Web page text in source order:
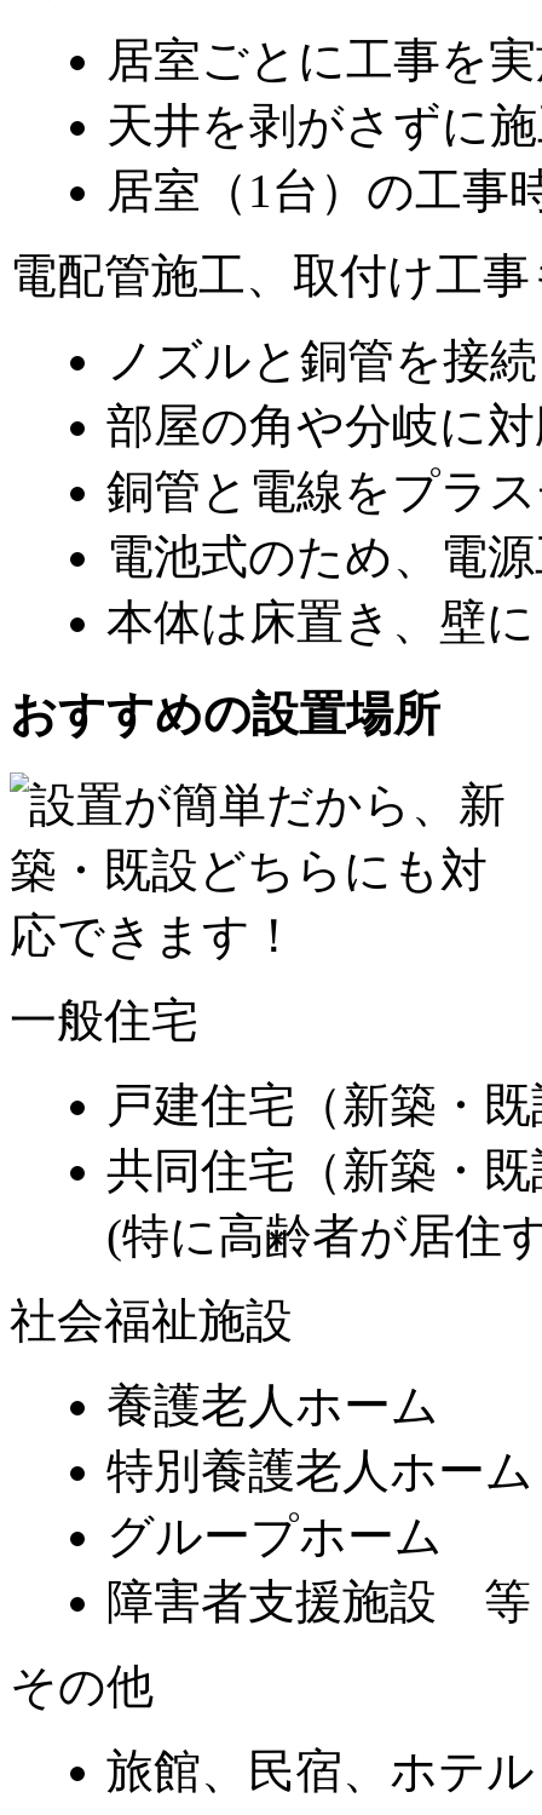
居室ごとに工事を
天井を剥がさずに
居室（1台）の工事
電配管施工、取付け工
ノズルと銅管を接
部屋の角や分岐に
銅管と電線をプラ
電池式のため、電
本体は床置き、壁
おすすめの設置場所
一般住宅
戸建住宅（新築・
共同住宅（新築・
(特に高齢者が居住
社会福祉施設
養護老人ホーム
特別養護老人ホーム
グループホーム
障害者支援施設 等
その他
旅館、民宿、ホテル